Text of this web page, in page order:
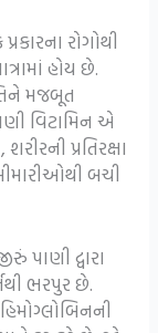
રોગોથી
હોય છે.
મજબૂત
વિટામિન એ
પ્રતિરક્ષા
બચી
પાણી દ્વારા
ભરપુર છે.